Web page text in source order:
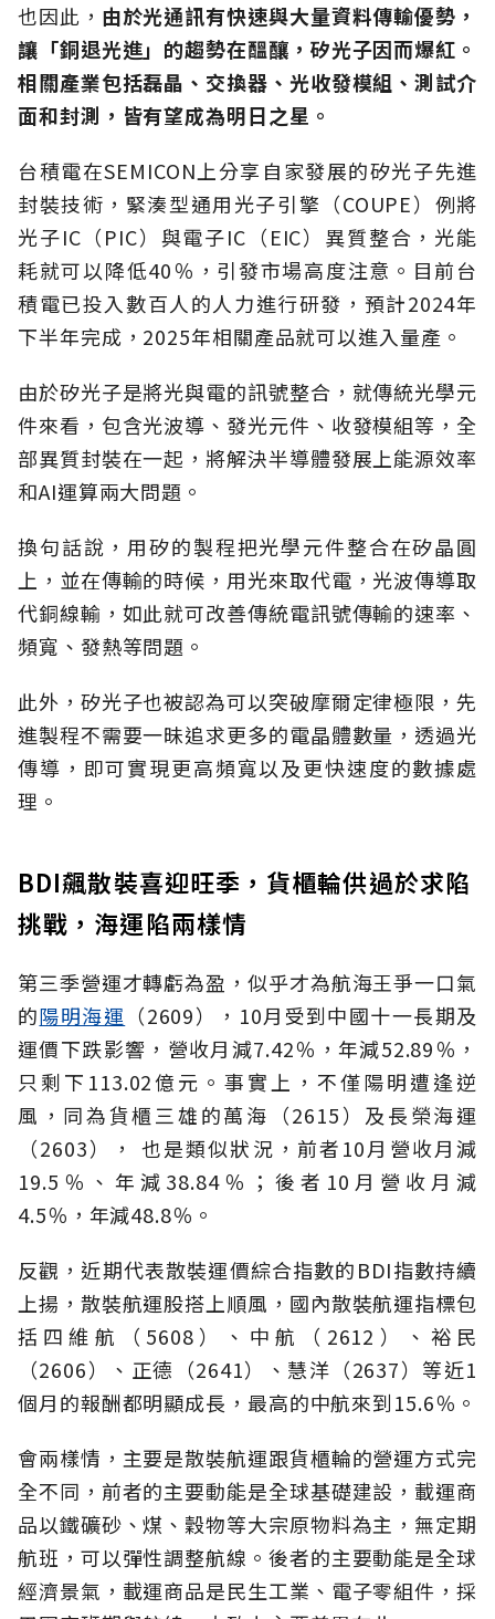
也因此， 由於光通訊有快速與大量資料傳輸優勢，
讓「銅退光進」的趨勢在醞釀，矽光子因而爆紅。
相關產業包括磊晶、交換器、光收發模組、測試介
面和封測，皆有望成為明日之星。
台積電在SEMICON上分享自家發展的矽光子先進
封裝技術，緊湊型通用光子引擎（COUPE）例將
光子IC（PIC）與電子IC（EIC）異質整合，光能
耗就可以降低40％，引發市場高度注意。目前台
積電已投入數百人的人力進行研發，預計2024年
下半年完成，2025年相關產品就可以進入量產。
由於矽光子是將光與電的訊號整合，就傳統光學元
件來看，包含光波導、發光元件、收發模組等，全
部異質封裝在一起，將解決半導體發展上能源效率
和AI運算兩大問題。
換句話說，用矽的製程把光學元件整合在矽晶圓
上，並在傳輸的時候，用光來取代電，光波傳導取
代銅線輸，如此就可改善傳統電訊號傳輸的速率、
頻寬、發熱等問題。
此外，矽光子也被認為可以突破摩爾定律極限，先
進製程不需要一昧追求更多的電晶體數量，透過光
傳導，即可實現更高頻寬以及更快速度的數據處
理。
BDI飆散裝喜迎旺季，貨櫃輪供過於求陷
挑戰，海運陷兩樣情
第三季營運才轉虧為盈，似乎才為航海王爭一口氣
的陽明海運 （2609），10月受到中國十一長期及
運價下跌影響，營收月減7.42％，年減52.89％，
只剩下113.02億元。事實上，不僅陽明遭逢逆
風，同為貨櫃三雄的萬海（2615）及長榮海運
（2603）， 也是類似狀況，前者10月營收月減
19.5％、年減38.84％；後者10月營收月減
4.5％，年減48.8％。
反觀，近期代表散裝運價綜合指數的BDI指數持續
上揚，散裝航運股搭上順風，國內散裝航運指標包
括四維航（5608）、中航（2612）、裕民
（2606）、正德（2641）、慧洋（2637）等近1
個月的報酬都明顯成長，最高的中航來到15.6％。
會兩樣情，主要是散裝航運跟貨櫃輪的營運方式完
全不同，前者的主要動能是全球基礎建設，載運商
品以鐵礦砂、煤、穀物等大宗原物料為主，無定期
航班，可以彈性調整航線。後者的主要動能是全球
經濟景氣，載運商品是民生工業、電子零組件，採